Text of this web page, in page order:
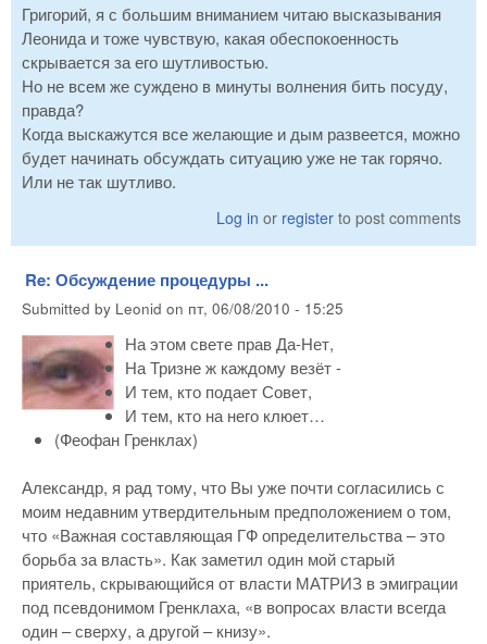
Григорий, я с большим вниманием читаю высказывания
Леонида и тоже чувствую, какая обеспокоенность
скрывается за его шутливостью.
Но не всем же суждено в минуты волнения бить посуду,
правда?
Когда выскажутся все желающие и дым развеется, можно
будет начинать обсуждать ситуацию уже не так горячо.
Или не так шутливо.
Log in or register to post comments
Re: Обсуждение процедуры ...
Submitted by Leonid on пт, 06/08/2010 - 15:25
На этом свете прав Да-Нет,
На Тризне ж каждому везёт -
И тем, кто подает Совет,
И тем, кто на него клюет…
(Феофан Гренклах)
Александр, я рад тому, что Вы уже почти согласились с
моим недавним утвердительным предположением о том,
что «Важная составляющая ГФ определительства – это
борьба за власть». Как заметил один мой старый
приятель, скрывающийся от власти МАТРИЗ в эмиграции
под псевдонимом Гренклаха, «в вопросах власти всегда
один – сверху, а другой – книзу».